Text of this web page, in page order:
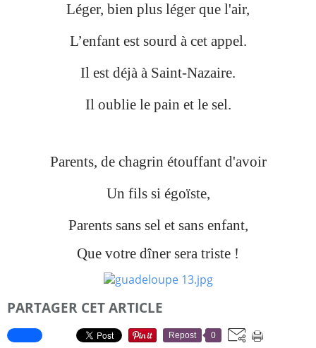
Léger, bien plus léger que l'air,
L’enfant est sourd à cet appel.
Il est déjà à Saint-Nazaire.
Il oublie le pain et le sel.
Parents, de chagrin étouffant d'avoir
Un fils si égoïste,
Parents sans sel et sans enfant,
Que votre dîner sera triste !
PARTAGER CET ARTICLE
Repost 0